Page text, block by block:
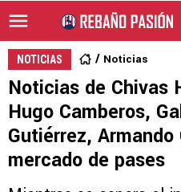
NOTICIAS Noticias
Noticias de Chivas
Hugo Camberos,
Gutiérrez, Armando
mercado de pases